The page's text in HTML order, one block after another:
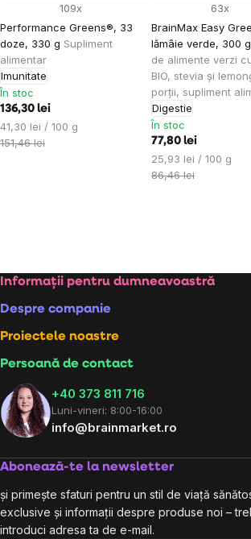
Performance Greens®, 33
doze, 330 g Supliment
alimentar
Imunitate
109x
În stoc
136,30 lei
Evaluare
preţ:
41,30 lei / 100 g
151,46 lei
BrainMax Easy
lămâie verde, 300 g
de alimente verzi
BIO, stevia și
porții, supliment
Digestie
63x
În stoc
77,80 lei
Evaluare
preţ:
25,93 lei / 100 g
86,46 lei
Subsol
Informații pentru dumneavoastră
Despre companie
Proiectele noastre
Persoană de contact
+40 373 811 716
Luni-vineri: 8:00-16:00
info@brainmarket.ro
Abonează-te la newsletter
și primește sfaturi pentru un stil de viață
exclusive și informații despre produse noi –
introduci adresa ta de e-mail.